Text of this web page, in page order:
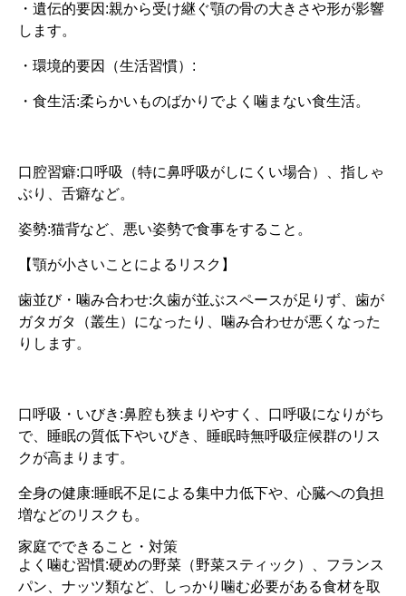
・遺伝的要因:親から受け継ぐ顎の骨の大きさや形が影響
します。
・環境的要因（生活習慣）:
・食生活:柔らかいものばかりでよく噛まない食生活。
口腔習癖:口呼吸（特に鼻呼吸がしにくい場合）、指しゃ
ぶり、舌癖など。
姿勢:猫背など、悪い姿勢で食事をすること。
【顎が小さいことによるリスク】
歯並び・噛み合わせ:久歯が並ぶスペースが足りず、歯が
ガタガタ（叢生）になったり、噛み合わせが悪くなった
りします。
口呼吸・いびき:鼻腔も狭まりやすく、口呼吸になりがち
で、睡眠の質低下やいびき、睡眠時無呼吸症候群のリス
クが高まります。
全身の健康:睡眠不足による集中力低下や、心臓への負担
増などのリスクも。
家庭でできること・対策
よく噛む習慣:硬めの野菜（野菜スティック）、フランス
パン、ナッツ類など、しっかり噛む必要がある食材を取